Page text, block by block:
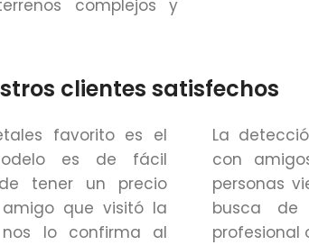
complejos y
clientes satisfechos
favorito es el
es de fácil
tener un precio
amigo que visitó la
lo confirma al
La
con
personas
busca de
profesional